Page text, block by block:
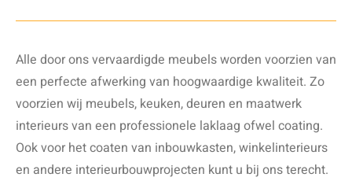
Alle door ons vervaardigde meubels worden voorzien van
een perfecte afwerking van hoogwaardige kwaliteit. Zo
voorzien wij meubels, keuken, deuren en maatwerk
interieurs van een professionele laklaag ofwel coating.
Ook voor het coaten van inbouwkasten, winkelinterieurs
en andere interieurbouwprojecten kunt u bij ons terecht.